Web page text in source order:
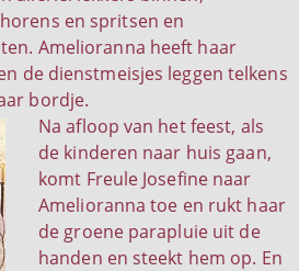
en spritsen en
Amelioranna heeft haar
de dienstmeisjes leggen telkens
bordje.
Na afloop van het feest, als
de kinderen naar huis gaan,
komt Freule Josefine naar
Amelioranna toe en rukt haar
de groene parapluie uit de
handen en steekt hem op. En